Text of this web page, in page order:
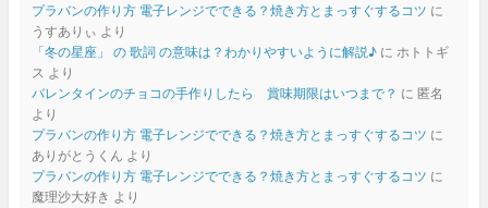
プラバンの作り方 電子レンジでできる？焼き方とまっすぐするコツ に
うすありぃ より
「冬の星座」 の 歌詞 の意味は？わかりやすいように解説♪に ホトトギ
ス より
バレンタインのチョコの手作りしたら 賞味期限はいつまで？ に 匿名
より
プラバンの作り方 電子レンジでできる？焼き方とまっすぐするコツ に
ありがとうくん より
プラバンの作り方 電子レンジでできる？焼き方とまっすぐするコツ に
魔理沙大好き より